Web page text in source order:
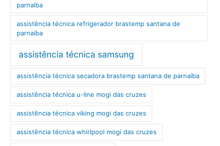
parnaíba
assistência técnica refrigerador brastemp santana de
parnaíba
assistência técnica samsung
assistência técnica secadora brastemp santana de parnaíba
assistência técnica u-line mogi das cruzes
assistência técnica viking mogi das cruzes
assistência técnica whirlpool mogi das cruzes